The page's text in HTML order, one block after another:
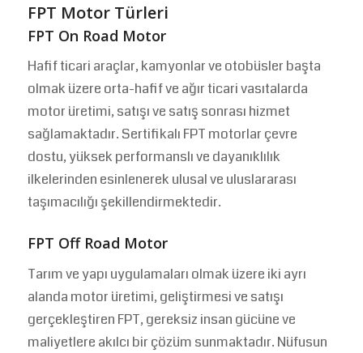
FPT Motor Türleri
FPT On Road Motor
Hafif ticari araçlar, kamyonlar ve otobüsler başta
olmak üzere orta-hafif ve ağır ticari vasıtalarda
motor üretimi, satışı ve satış sonrası hizmet
sağlamaktadır. Sertifikalı FPT motorlar çevre
dostu, yüksek performanslı ve dayanıklılık
ilkelerinden esinlenerek ulusal ve uluslararası
taşımacılığı şekillendirmektedir.
FPT Off Road Motor
Tarım ve yapı uygulamaları olmak üzere iki ayrı
alanda motor üretimi, geliştirmesi ve satışı
gerçekleştiren FPT, gereksiz insan gücüne ve
maliyetlere akılcı bir çözüm sunmaktadır. Nüfusun